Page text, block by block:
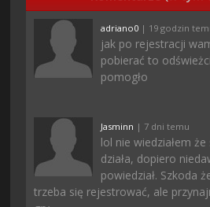
adriano0 | 19 godzin
jak po rejestracji
pobierać to
pomogło
Jasminn | 7 dni temu
lol nie wiedziałem
działa, dopiero
powiedział. Szkoda
trzeba się rejestrować, ale